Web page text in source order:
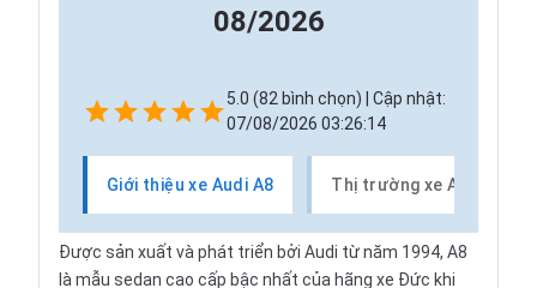
08/2026
5.0 (82 bình chọn) | Cập nhật:
07/08/2026 03:26:14
Giới thiệu xe Audi A8 Thị trường xe Audi A8
Được sản xuất và phát triển bởi Audi từ năm 1994, A8
là mẫu sedan cao cấp bậc nhất của hãng xe Đức khi